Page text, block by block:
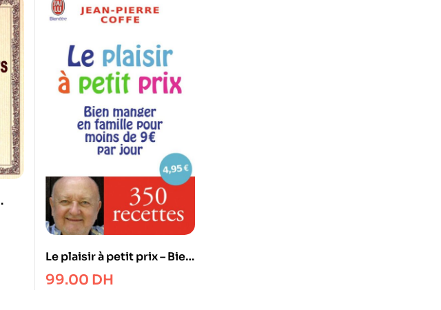
Le plaisir à petit prix – Bien
manger en famille pour
moins de 9 euros par jour
99.00 DH